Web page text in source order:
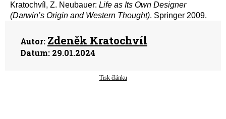
Kratochvíl, Z. Neubauer: Life as Its Own Designer
(Darwin’s Origin and Western Thought). Springer 2009.
Autor: Zdeněk Kratochvíl
Datum: 29.01.2024
Tisk článku